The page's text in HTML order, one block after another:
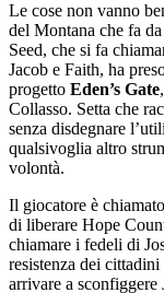
Le cose non vanno
del Montana che fa
Seed, che si fa
Jacob e Faith, ha
progetto Eden’s Gate
Collasso. Setta che
senza disdegnare
qualsivoglia altro
volontà.
Il giocatore è
di liberare Hope
chiamare i fedeli di
resistenza dei
arrivare a sconfiggere